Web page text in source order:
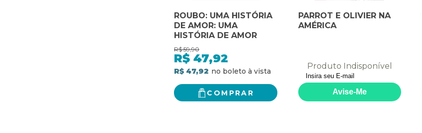
ROUBO: UMA HISTÓRIA
DE AMOR: UMA
HISTÓRIA DE AMOR
R$ 59,90
R$ 47,92
R$ 47,92
COMPRAR
PARROT E OLIVIER NA
AMÉRICA
Produto Indisponível